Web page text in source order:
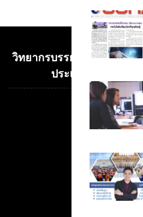
วิทยากรบรรยาย E-
ประเทศ อ.ดร.ต้นรั